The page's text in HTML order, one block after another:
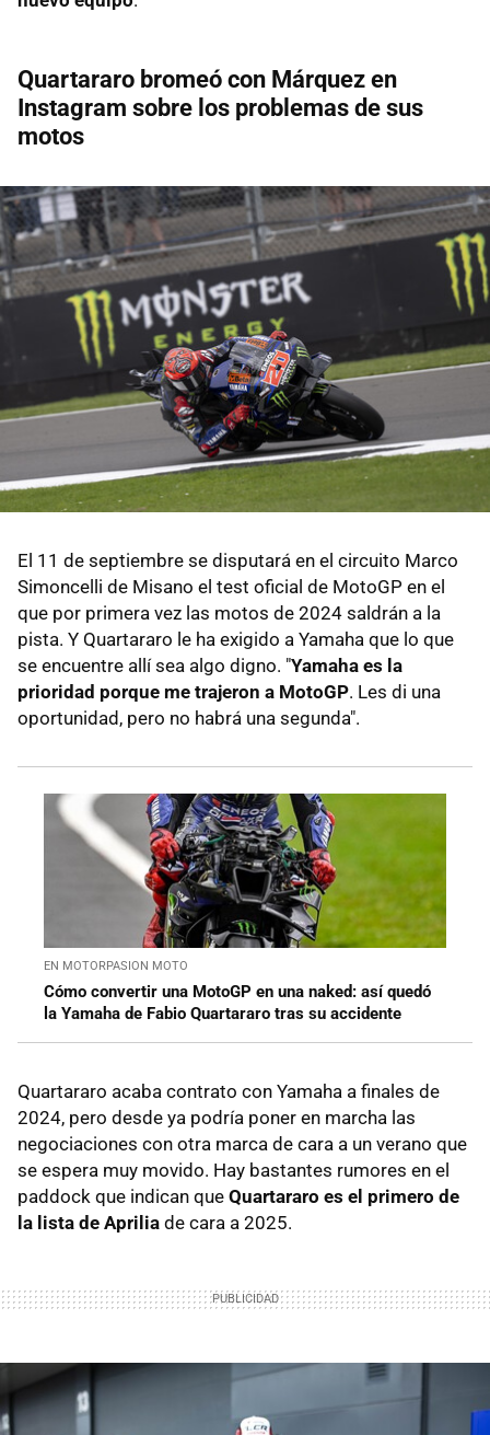
Quartararo bromeó con Márquez en
Instagram sobre los problemas de sus
motos
El 11 de septiembre se disputará en el circuito Marco
Simoncelli de Misano el test oficial de MotoGP en el
que por primera vez las motos de 2024 saldrán a la
pista. Y Quartararo le ha exigido a Yamaha que lo que
se encuentre allí sea algo digno. "Yamaha es la
prioridad porque me trajeron a MotoGP. Les di una
oportunidad, pero no habrá una segunda".
EN MOTORPASION MOTO
Cómo convertir una MotoGP en una naked: así quedó
la Yamaha de Fabio Quartararo tras su accidente
Quartararo acaba contrato con Yamaha a finales de
2024, pero desde ya podría poner en marcha las
negociaciones con otra marca de cara a un verano que
se espera muy movido. Hay bastantes rumores en el
paddock que indican que Quartararo es el primero de
la lista de Aprilia de cara a 2025.